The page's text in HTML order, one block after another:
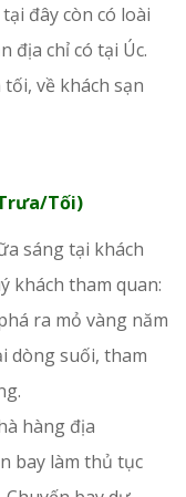
đây còn có loài
địa chỉ có tại Úc.
về khách sạn
Trưa/Tối)
sáng tại khách
khách tham quan:
ra mỏ vàng năm
dòng suối, tham
hàng địa
bay làm thủ tục